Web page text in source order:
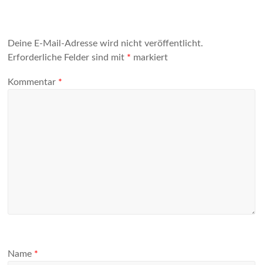
Deine E-Mail-Adresse wird nicht veröffentlicht.
Erforderliche Felder sind mit * markiert
Kommentar *
Name *